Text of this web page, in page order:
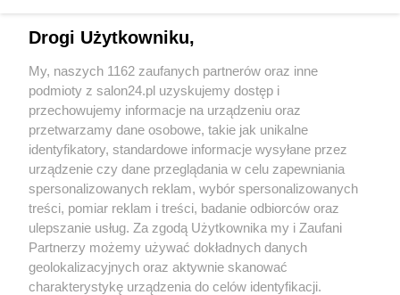
Sport
Społeczeństwo
Kultura
X Facebook Instagram Youtube
Drogi Użytkowniku,
My, naszych 1162 zaufanych partnerów oraz inne
podmioty z salon24.pl uzyskujemy dostęp i
przechowujemy informacje na urządzeniu oraz
przetwarzamy dane osobowe, takie jak unikalne
identyfikatory, standardowe informacje wysyłane przez
urządzenie czy dane przeglądania w celu zapewniania
spersonalizowanych reklam, wybór spersonalizowanych
treści, pomiar reklam i treści, badanie odbiorców oraz
ulepszanie usług. Za zgodą Użytkownika my i Zaufani
Partnerzy możemy używać dokładnych danych
geolokalizacyjnych oraz aktywnie skanować
charakterystykę urządzenia do celów identyfikacji.